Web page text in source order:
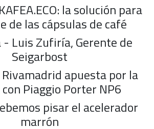
la solución para
de las cápsulas de café
Luis Zufiría, Gerente de
Seigarbost
apuesta por la
Piaggio Porter NP6
pisar el acelerador
marrón